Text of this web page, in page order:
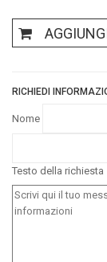
RICHIEDI
Nome
Testo della richiesta